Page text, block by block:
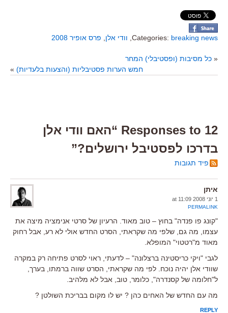
Categories: breaking news וודי אלן פרס אופיר 2008
« כל מסיבות (ופסטיבלי) המחר
חמש הערות פסטיבליות (והצעות בלעדיות) »
12 Responses to “האם וודי אלן
בדרכו לפסטיבל ירושלים?”
פיד תגובות
איתן
1 יוני 2008 at 11:09
PERMALINK
"קונג פו פנדה" בחוץ – טוב מאוד. הרעיון של סרטי אנימציה מיצה את
עצמו, מה גם, שלפי מה שקראתי, הסרט החדש אולי לא רע, אבל רחוק
מאוד מ"רטטוי" המופלא.
לגבי "ויקי כריסטינה ברצלונה" – לדעתי, ראוי לסרט פתיחה רק במקרה
שוודי אלן יהיה נוכח. לפי מה שקראתי, הסרט שווה ברמתו, בערך,
ל"חלומה של קסנדרה", כלומר, טוב, אבל לא מלהיב.
מה עם החדש של האחים כהן ? יש לו מקום בבריכת השולטן ?
REPLY